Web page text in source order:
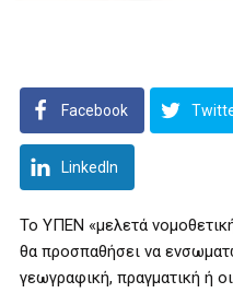
Facebook
LinkedIn
Το ΥΠΕΝ «μελετά
θα προσπαθήσει να
γεωγραφική, πραγματική ή